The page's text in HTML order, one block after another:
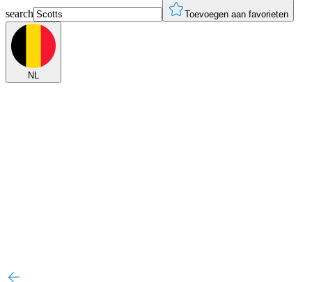
search Toevoegen aan favorieten
NL